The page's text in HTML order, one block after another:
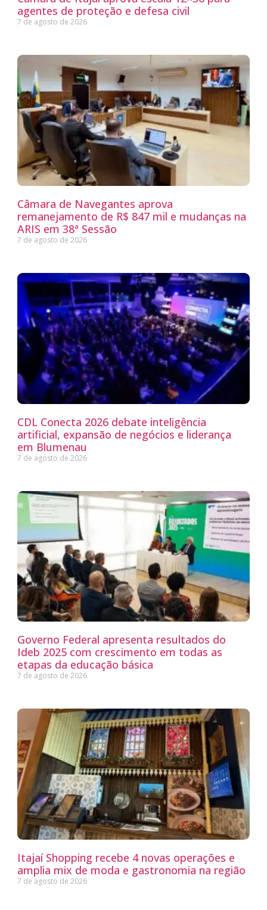
agentes de proteção e defesa civil
7 de agosto de 2026
Câmara de Navegantes aprova
remanejamento de R$ 847 mil e mudanças na
ARIS em 38ª Sessão
7 de agosto de 2026
CDL Conecta 2026 debate inteligência
artificial, expansão de negócios e liderança
em Blumenau
7 de agosto de 2026
Governo Federal apresenta resultados do
Ideb 2025 com crescimento em todas as
etapas da educação básica
7 de agosto de 2026
Itajaí Shopping recebe 4 novas operações e
amplia mix de moda e gastronomia na região
7 de agosto de 2026